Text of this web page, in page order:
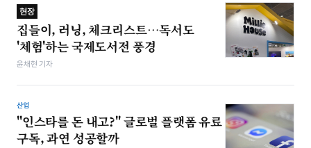
현장
집들이, 러닝, 체크리스트…독서도
'체험'하는 국제도서전 풍경
윤채현 기자
산업
"인스타를 돈 내고?" 글로벌 플랫폼 유료
구독, 과연 성공할까